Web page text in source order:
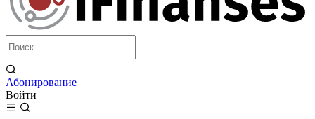
Абонирование
Войти